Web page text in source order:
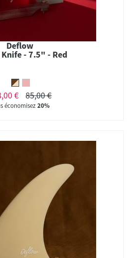
Deflow
- 7.5" - Red
€ 85,00 €
économisez20%